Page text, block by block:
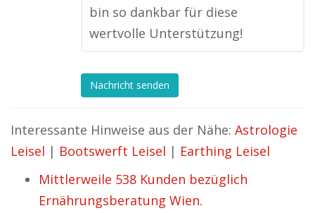
bin so dankbar für diese
wertvolle Unterstützung!
Nachricht senden
Interessante Hinweise aus der Nähe: Astrologie
Leisel | Bootswerft Leisel | Earthing Leisel
Mittlerweile 538 Kunden bezüglich
Ernährungsberatung Wien.